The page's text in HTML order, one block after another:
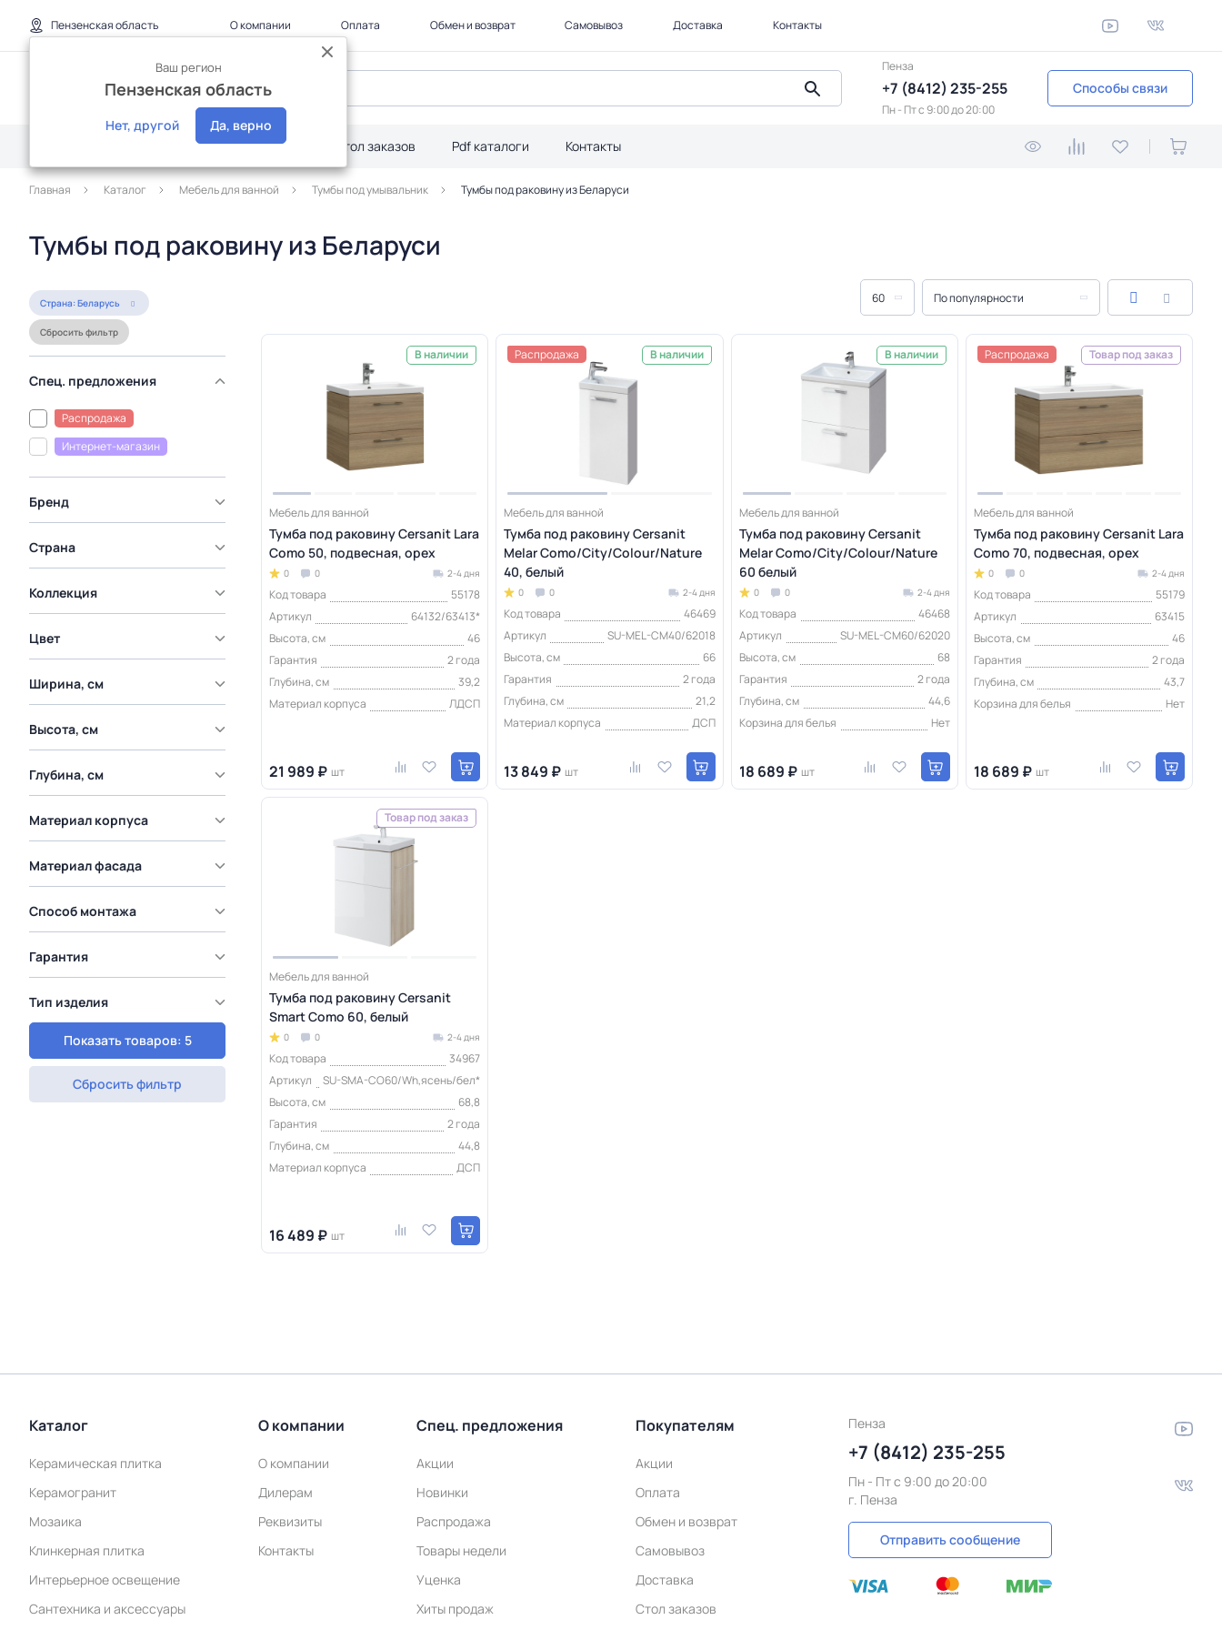
Пензенская область
Ваш регион
Пензенская область
Нет, другой Да, верно
О компании Оплата Обмен и возврат Самовывоз Доставка Контакты
Пенза
+7 (8412) 235-255
Пн - Пт c 9:00 до 20:00
Способы связи
Дилерам Акции Стол заказов Pdf каталоги Контакты
Главная Каталог Мебель для ванной Тумбы под умывальник Тумбы под раковину из Беларуси
Тумбы под раковину из Беларуси
Страна: Беларусь
Сбросить фильтр
Спец. предложения
Распродажа
Интернет-магазин
Бренд
Страна
Коллекция
Цвет
Ширина, см
Высота, см
Глубина, см
Материал корпуса
Материал фасада
Способ монтажа
Гарантия
Тип изделия
Показать товаров: 5
Сбросить фильтр
60 По популярности
В наличии
Мебель для ванной
Тумба под раковину Cersanit Lara
Como 50, подвесная, орех
0 0 2-4 дня
Код товара
55178
Артикул
64132/63413*
Высота, см
46
Гарантия
2 года
Глубина, см
39,2
Материал корпуса
ЛДСП
21 989 ₽ шт
Распродажа В наличии
Мебель для ванной
Тумба под раковину Cersanit
Melar Como/City/Colour/Nature
40, белый
0 0 2-4 дня
Код товара
46469
Артикул
SU-MEL-CM40/62018
Высота, см
66
Гарантия
2 года
Глубина, см
21,2
Материал корпуса
ДСП
13 849 ₽ шт
В наличии
Мебель для ванной
Тумба под раковину Cersanit
Melar Como/City/Colour/Nature
60 белый
0 0 2-4 дня
Код товара
46468
Артикул
SU-MEL-CM60/62020
Высота, см
68
Гарантия
2 года
Глубина, см
44,6
Корзина для белья
Нет
18 689 ₽ шт
Распродажа Товар под заказ
Мебель для ванной
Тумба под раковину Cersanit Lara
Como 70, подвесная, орех
0 0 2-4 дня
Код товара
55179
Артикул
63415
Высота, см
46
Гарантия
2 года
Глубина, см
43,7
Корзина для белья
Нет
18 689 ₽ шт
Товар под заказ
Мебель для ванной
Тумба под раковину Cersanit
Smart Como 60, белый
0 0 2-4 дня
Код товара
34967
Артикул
SU-SMA-CO60/Wh,ясень/бел*
Высота, см
68,8
Гарантия
2 года
Глубина, см
44,8
Материал корпуса
ДСП
16 489 ₽ шт
Каталог
Керамическая плитка
Керамогранит
Мозаика
Клинкерная плитка
Интерьерное освещение
Сантехника и аксессуары
О компании
О компании
Дилерам
Реквизиты
Контакты
Спец. предложения
Акции
Новинки
Распродажа
Товары недели
Уценка
Хиты продаж
Покупателям
Акции
Оплата
Обмен и возврат
Самовывоз
Доставка
Стол заказов
Пенза
+7 (8412) 235-255
Пн - Пт c 9:00 до 20:00
г. Пенза
Отправить сообщение